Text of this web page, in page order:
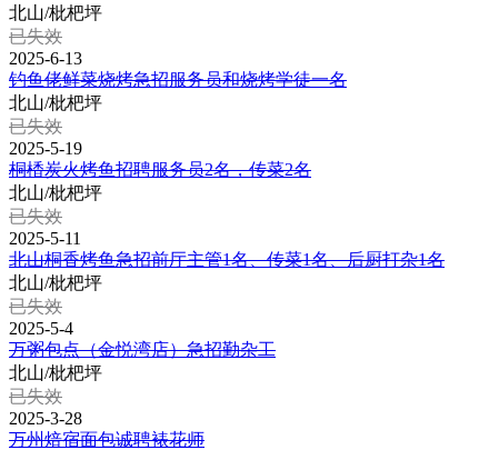
北山/枇杷坪
已失效
2025-6-13
钓鱼佬鲜菜烧烤急招服务员和烧烤学徒一名
北山/枇杷坪
已失效
2025-5-19
桐楿炭火烤鱼招聘服务员2名，传菜2名
北山/枇杷坪
已失效
2025-5-11
北山桐香烤鱼急招前厅主管1名、传菜1名、后厨打杂1名
北山/枇杷坪
已失效
2025-5-4
万粥包点（金悦湾店）急招勤杂工
北山/枇杷坪
已失效
2025-3-28
万州焙宿面包诚聘裱花师